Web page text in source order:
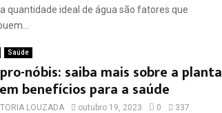
quantidade ideal de água são fatores que
Saúde
nóbis: saiba mais sobre a planta
benefícios para a saúde
LOUZADA outubro 19, 2023 0 337